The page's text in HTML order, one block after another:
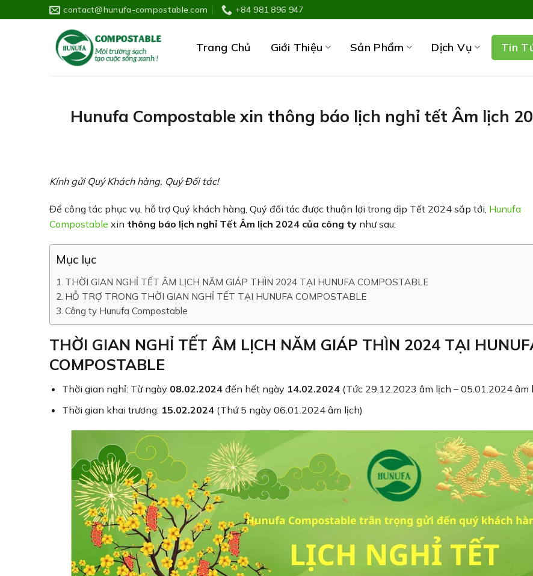
to
contact@hunufa-compostable.com +84 981 896 947
Trang Chủ Giới Thiệu Sản Phẩm Dịch Vụ Tin
Hunufa Compostable xin thông báo lịch nghỉ tết Âm lịch
Kính gửi Quý Khách hàng, Quý Đối tác!
Để công tác phục vụ, hỗ trợ Quý khách hàng, Quý đối tác được thuận lợi trong dịp Tết 2024 sắp tới, Hunufa
Compostable xin thông báo lịch nghỉ Tết Âm lịch 2024 của công ty như sau:
Mục lục
THỜI GIAN NGHỈ TẾT ÂM LỊCH NĂM GIÁP THÌN 2024 TẠI HUNUFA COMPOSTABLE
HỖ TRỢ TRONG THỜI GIAN NGHỈ TẾT TẠI HUNUFA COMPOSTABLE
Công ty Hunufa Compostable
THỜI GIAN NGHỈ TẾT ÂM LỊCH NĂM GIÁP THÌN 2024 TẠI
COMPOSTABLE
Thời gian nghỉ: Từ ngày 08.02.2024đến hết ngày 14.02.2024(Tức 29.12.2023 âm lịch – 05.01.2024 âm
Thời gian khai trương: 15.02.2024(Thứ 5 ngày 06.01.2024 âm lịch)